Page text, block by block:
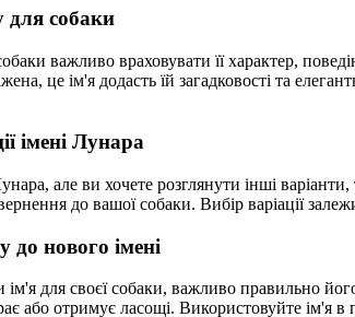
собаки
важливо враховувати її характер,
це ім'я додасть їй загадковості та
імені Лунара
але ви хочете розглянути інші
до вашої собаки. Вибір варіації
до нового імені
ім'я для своєї собаки, важливо правильно
або отримує ласощі. Використовуйте ім'я